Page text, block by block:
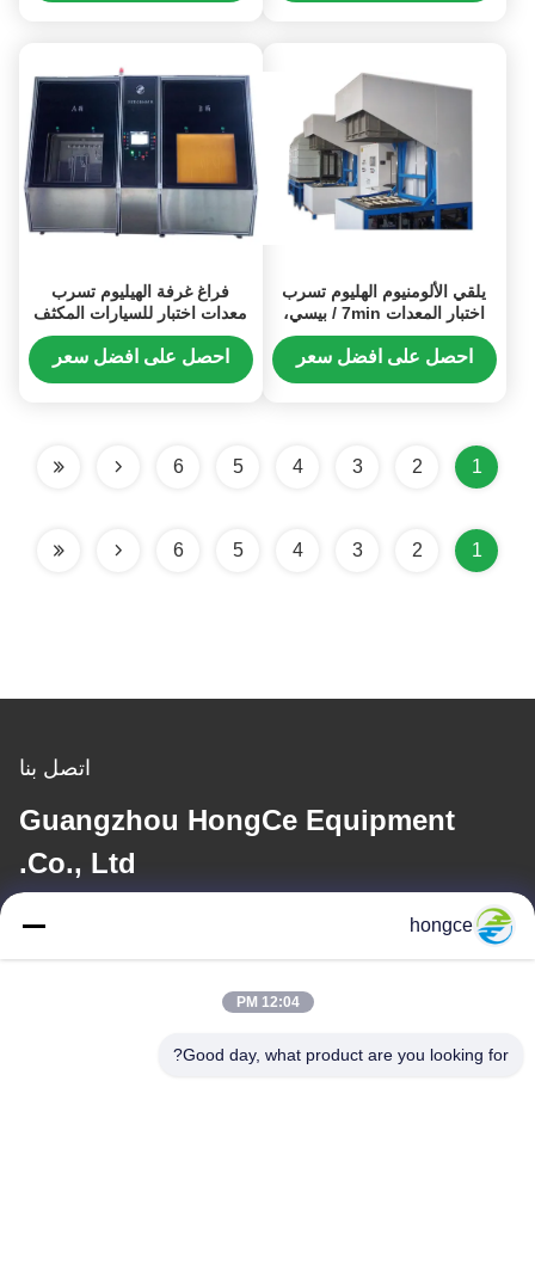
يلقي الألومنيوم الهليوم تسرب
اختبار المعدات 7min / بيسي،
عالية الجهد المفاتيح فراغ نظام
الكشف عن تسرب الهليوم
احصل على افضل سعر
فراغ غرفة الهيليوم تسرب
معدات اختبار للسيارات المكثف
والمبخر 100S / غرفة 2G / Y
احصل على افضل سعر
1
2
3
4
5
6
1
2
3
4
5
6
اتصل بنا
Guangzhou HongCe Equipment
Co., Ltd.
بريد إلكتروني hongce
12:04 PM
Good day, what product are you looking for?